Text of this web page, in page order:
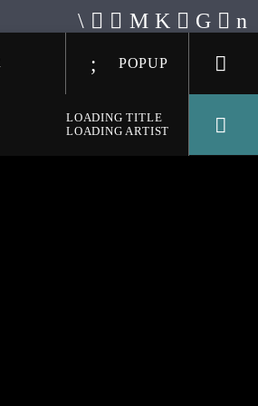
POPUP
LOADING TITLE
LOADING ARTIST